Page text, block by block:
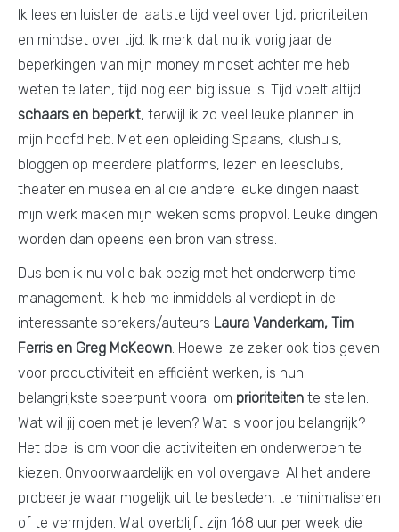
Ik lees en luister de laatste tijd veel over tijd, prioriteiten
en mindset over tijd. Ik merk dat nu ik vorig jaar de
beperkingen van mijn money mindset achter me heb
weten te laten, tijd nog een big issue is. Tijd voelt altijd
schaars en beperkt, terwijl ik zo veel leuke plannen in
mijn hoofd heb. Met een opleiding Spaans, klushuis,
bloggen op meerdere platforms, lezen en leesclubs,
theater en musea en al die andere leuke dingen naast
mijn werk maken mijn weken soms propvol. Leuke dingen
worden dan opeens een bron van stress.
Dus ben ik nu volle bak bezig met het onderwerp time
management. Ik heb me inmiddels al verdiept in de
interessante sprekers/auteurs Laura Vanderkam, Tim
Ferris en Greg McKeown . Hoewel ze zeker ook tips geven
voor productiviteit en efficiënt werken, is hun
belangrijkste speerpunt vooral om prioriteiten te stellen.
Wat wil jij doen met je leven? Wat is voor jou belangrijk?
Het doel is om voor die activiteiten en onderwerpen te
kiezen. Onvoorwaardelijk en vol overgave. Al het andere
probeer je waar mogelijk uit te besteden, te minimaliseren
of te vermijden. Wat overblijft zijn 168 uur per week die